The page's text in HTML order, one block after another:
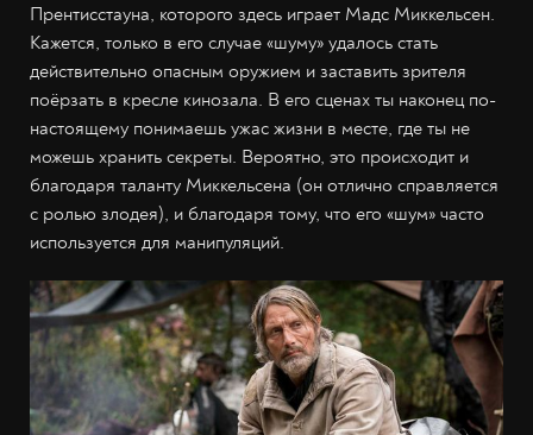
Прентисстауна, которого здесь играет Мадс Миккельсен.
Кажется, только в его случае «шуму» удалось стать
действительно опасным оружием и заставить зрителя
поёрзать в кресле кинозала. В его сценах ты наконец по-
настоящему понимаешь ужас жизни в месте, где ты не
можешь хранить секреты. Вероятно, это происходит и
благодаря таланту Миккельсена (он отлично справляется
с ролью злодея), и благодаря тому, что его «шум» часто
используется для манипуляций.